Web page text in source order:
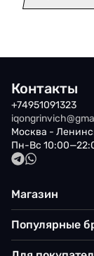
Контакты
+74951091323
Москва -
Пн-Вс
Магазин
Популярные